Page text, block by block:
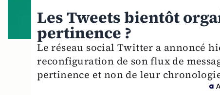
Les Tweets bientôt
pertinence ?
Le réseau social Twitter a annoncé
reconfiguration de son flux de
pertinence et non de leur